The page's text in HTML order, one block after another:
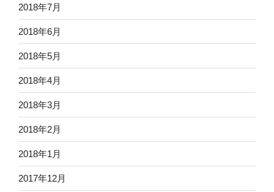
2018年7月
2018年6月
2018年5月
2018年4月
2018年3月
2018年2月
2018年1月
2017年12月